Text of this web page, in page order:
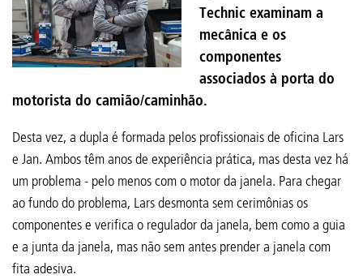
Technic examinam a
mecânica e os
componentes
associados à porta do
motorista do camião/caminhão.
Desta vez, a dupla é formada pelos profissionais de oficina Lars
e Jan. Ambos têm anos de experiência prática, mas desta vez há
um problema - pelo menos com o motor da janela. Para chegar
ao fundo do problema, Lars desmonta sem cerimônias os
componentes e verifica o regulador da janela, bem como a guia
e a junta da janela, mas não sem antes prender a janela com
fita adesiva.